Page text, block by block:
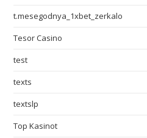
t.mesegodnya_1xbet_zerkalo
Tesor Casino
test
texts
textslp
Top Kasinot